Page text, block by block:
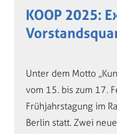
KOOP 2025:
Unter dem Motto
vom 15. bis zum 17.
Frühjahrstagung im
Berlin statt. Zwei